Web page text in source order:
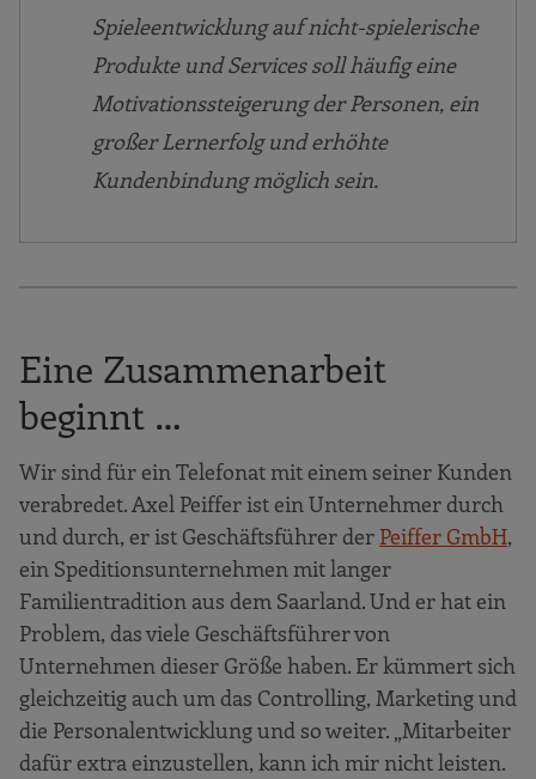
Spieleentwicklung auf nicht-spielerische
Produkte und Services soll häufig eine
Motivationssteigerung der Personen, ein
großer Lernerfolg und erhöhte
Kundenbindung möglich sein.
Eine Zusammenarbeit
beginnt …
Wir sind für ein Telefonat mit einem seiner Kunden
verabredet. Axel Peiffer ist ein Unternehmer durch
und durch, er ist Geschäftsführer der Peiffer GmbH,
ein Speditionsunternehmen mit langer
Familientradition aus dem Saarland. Und er hat ein
Problem, das viele Geschäftsführer von
Unternehmen dieser Größe haben. Er kümmert sich
gleichzeitig auch um das Controlling, Marketing und
die Personalentwicklung und so weiter. „Mitarbeiter
dafür extra einzustellen, kann ich mir nicht leisten.